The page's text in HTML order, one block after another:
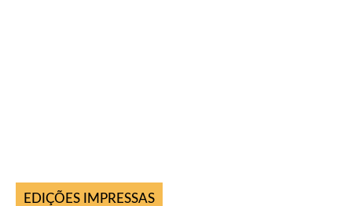
EDIÇÕES IMPRESSAS